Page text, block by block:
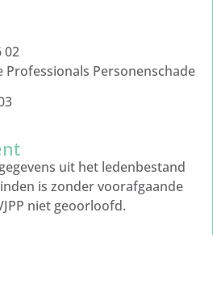
02
Professionals Personenschade
uit het ledenbestand
is zonder voorafgaande
niet geoorloofd.